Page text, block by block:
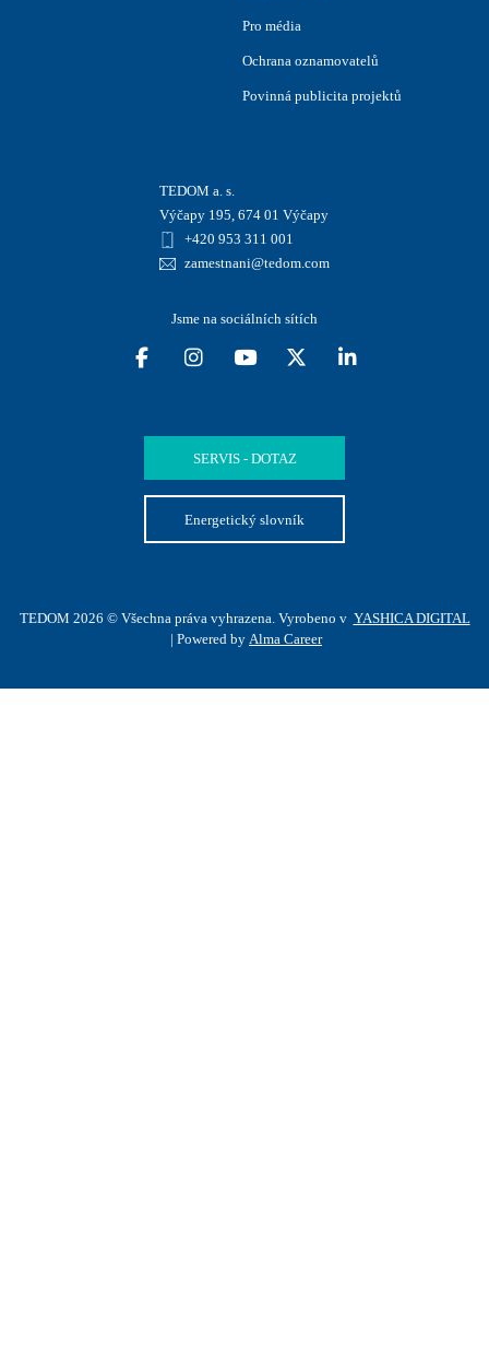
Pro média
Ochrana oznamovatelů
Povinná publicita projektů
TEDOM a. s.
Výčapy 195, 674 01 Výčapy
+420 953 311 001
zamestnani@tedom.com
Jsme na sociálních sítích
SERVIS - DOTAZ
Energetický slovník
TEDOM 2026 © Všechna práva vyhrazena. Vyrobeno v YASHICA DIGITAL
| Powered by Alma Career